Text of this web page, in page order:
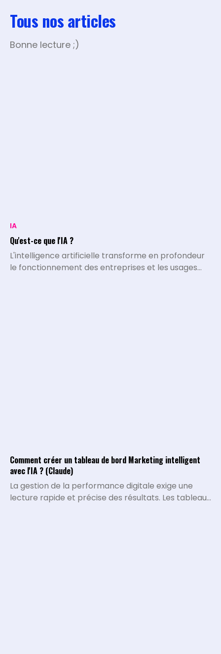
Tous nos articles
Bonne lecture ;)
IA
Qu'est-ce que l'IA ?
L'intelligence artificielle transforme en profondeur
le fonctionnement des entreprises et les usages
Comment créer un tableau de bord Marketing intelligent
avec l'IA ? (Claude)
La gestion de la performance digitale exige une
lecture rapide et précise des résultats. Les tableaux